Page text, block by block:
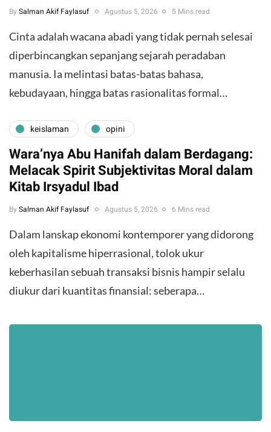
By Salman Akif Faylasuf Agustus 5, 2026 5 Mins read
Cinta adalah wacana abadi yang tidak pernah selesai
diperbincangkan sepanjang sejarah peradaban
manusia. Ia melintasi batas-batas bahasa,
kebudayaan, hingga batas rasionalitas formal…
keislaman opini
Wara’nya Abu Hanifah dalam Berdagang:
Melacak Spirit Subjektivitas Moral dalam
Kitab Irsyadul Ibad
By Salman Akif Faylasuf Agustus 5, 2026 6 Mins read
Dalam lanskap ekonomi kontemporer yang didorong
oleh kapitalisme hiperrasional, tolok ukur
keberhasilan sebuah transaksi bisnis hampir selalu
diukur dari kuantitas finansial: seberapa…